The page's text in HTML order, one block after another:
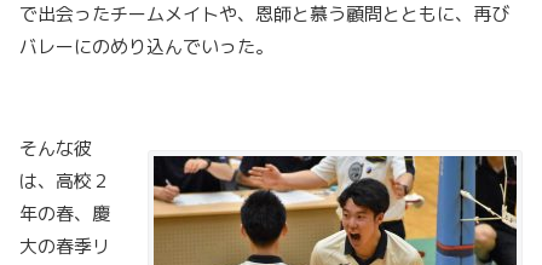
で出会ったチームメイトや、恩師と慕う顧問とともに、再び
バレーにのめり込んでいった。
そんな彼
は、高校２
年の春、慶
大の春季リ